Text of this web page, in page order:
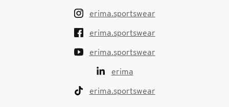
erima.sportswear
erima.sportswear
erima.sportswear
erima
erima.sportswear